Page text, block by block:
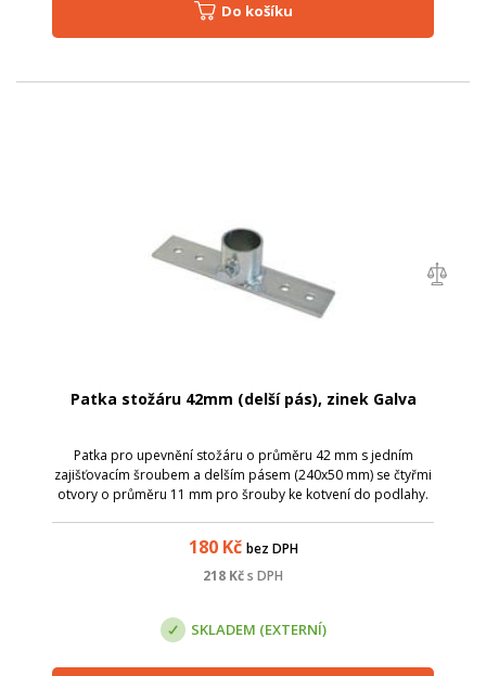
Do košíku
Patka stožáru 42mm (delší pás), zinek Galva
Patka pro upevnění stožáru o průměru 42 mm s jedním
zajišťovacím šroubem a delším pásem (240x50 mm) se čtyřmi
otvory o průměru 11 mm pro šrouby ke kotvení do podlahy.
180Kč bez DPH
218 Kčs DPH
SKLADEM (EXTERNÍ)